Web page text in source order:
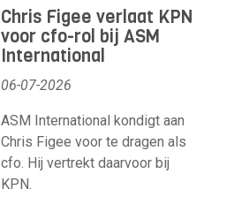
Chris Figee verlaat KPN
voor cfo-rol bij ASM
International
06-07-2026
ASM International kondigt aan
Chris Figee voor te dragen als
cfo. Hij vertrekt daarvoor bij
KPN.